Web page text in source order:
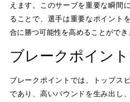
えます。このサーブを重要な瞬間
ることで、選手は重要なポイント
合に勝つ可能性を高めることができ
ブレークポイン
ブレークポイントでは、トップス
であり、高いバウンドを生み出し